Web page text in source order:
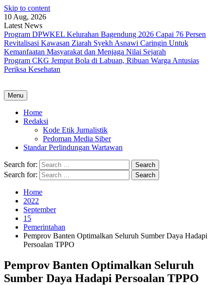
Skip to content
10 Aug, 2026
Latest News
Program DPWKEL Kelurahan Bagendung 2026 Capai 76 Persen
Revitalisasi Kawasan Ziarah Syekh Asnawi Caringin Untuk
Kemanfaatan Masyarakat dan Menjaga Nilai Sejarah
Program CKG Jemput Bola di Labuan, Ribuan Warga Antusias
Periksa Kesehatan
Menu
Home
Redaksi
Kode Etik Jurnalistik
Pedoman Media Siber
Standar Perlindungan Wartawan
Search for:
Search for:
Home
2022
September
15
Pemerintahan
Pemprov Banten Optimalkan Seluruh Sumber Daya Hadapi
Persoalan TPPO
Pemprov Banten Optimalkan Seluruh
Sumber Daya Hadapi Persoalan TPPO